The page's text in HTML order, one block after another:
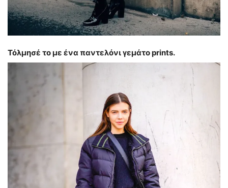
Τόλμησέ το με ένα παντελόνι γεμάτο prints.